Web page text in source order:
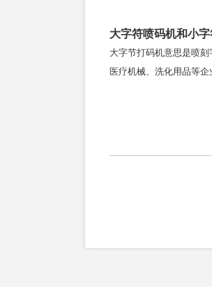
大字符喷码机和小
大字节打码机意思是喷
医疗机械、洗化用品等企